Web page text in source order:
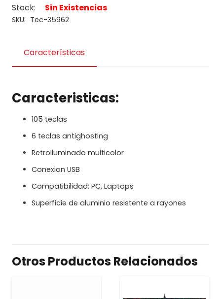
Stock: Sin Existencias
SKU: Tec-35962
Características
Caracteristicas:
105 teclas
6 teclas antighosting
Retroiluminado multicolor
Conexion USB
Compatibilidad: PC, Laptops
Superficie de aluminio resistente a rayones
Otros Productos Relacionados